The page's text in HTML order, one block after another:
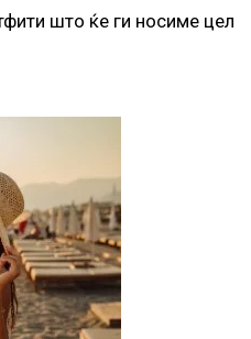
што ќе ги носиме цел